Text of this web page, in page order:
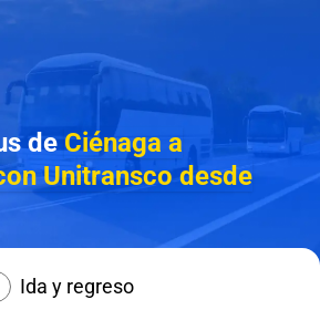
deCiénaga a
Unitransco desde
Ida y regreso